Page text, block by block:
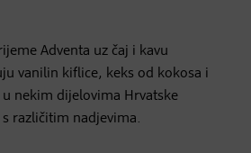
Adventa uz čaj i kavu
vanilin kiflice, keks od kokosa i
nekim dijelovima Hrvatske
različitim nadjevima.